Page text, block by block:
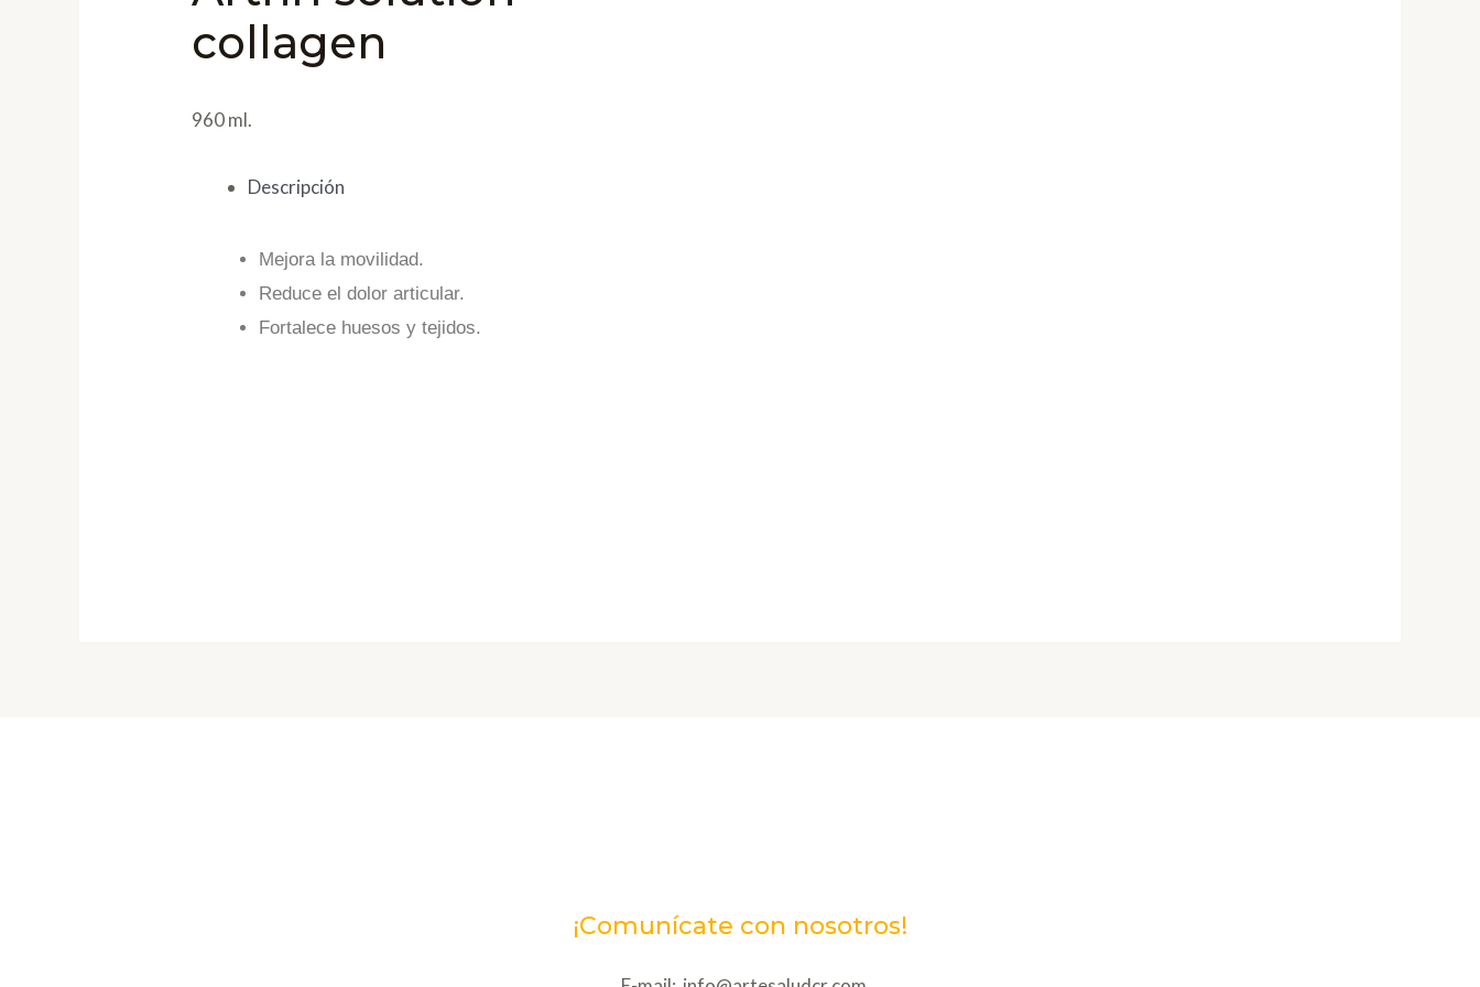
collagen
960 ml.
Descripción
Mejora la movilidad.
Reduce el dolor articular.
Fortalece huesos y tejidos.
¡Comunícate con nosotros!